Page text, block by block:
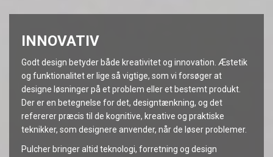
INNOVATIV
Godt design betyder både kreativitet og innovation. Æstetik
og funktionalitet er lige så vigtige, som vi forsøger at
designe løsninger på et problem eller et bestemt produkt.
Der er en betegnelse for det, designtænkning, og det
refererer præcis til de kognitive, kreative og praktiske
teknikker, som designere anvender, når de løser problemer.
Pulcher bringer altid teknologi, forretning og design